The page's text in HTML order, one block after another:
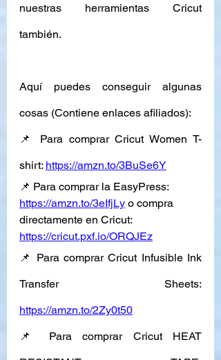
nuestras herramientas Cricut
también.
Aquí puedes conseguir algunas
cosas (Contiene enlaces afiliados):
📌 Para comprar Cricut Women T-
shirt: https://amzn.to/3BuSe6Y
📌 Para comprar la EasyPress:
https://amzn.to/3eIfjLy o compra
directamente en Cricut:
https://cricut.pxf.io/ORQJEz
📌 Para comprar Cricut Infusible Ink
https://amzn.to/2Zy0t50
📌 Para comprar Cricut HEAT